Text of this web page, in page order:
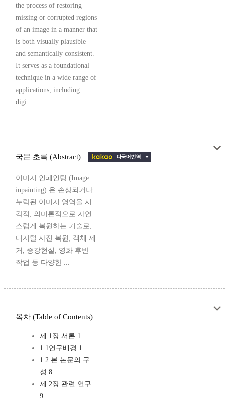
the process of restoring
missing or corrupted regions
of an image in a manner that
is both visually plausible
and semantically consistent.
It serves as a foundational
technique in a wide range of
applications, including
digi...
국문 초록 (Abstract)
이미지 인페인팅 (Image
inpainting) 은 손상되거나
누락된 이미지 영역을 시
각적, 의미론적으로 자연
스럽게 복원하는 기술로,
디지털 사진 복원, 객체 제
거, 증강현실, 영화 후반
작업 등 다양한 ...
목차 (Table of Contents)
제 1장 서론 1
1.1연구배경 1
1.2 본 논문의 구
성 8
제 2장 관련 연구
9